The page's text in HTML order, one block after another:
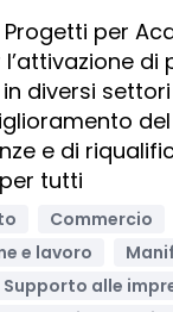
per
di
diversi
e di
tutti
Commercio
e lavoro
Supporto alle